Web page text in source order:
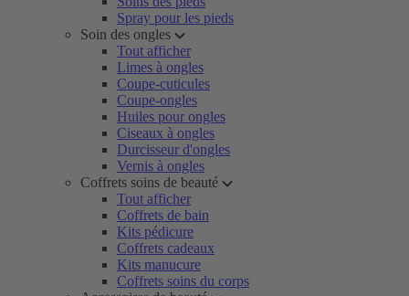
Spray pour les pieds
Soin des ongles
Tout afficher
Limes à ongles
Coupe-cuticules
Coupe-ongles
Huiles pour ongles
Ciseaux à ongles
Durcisseur d'ongles
Vernis à ongles
Coffrets soins de beauté
Tout afficher
Coffrets de bain
Kits pédicure
Coffrets cadeaux
Kits manucure
Coffrets soins du corps